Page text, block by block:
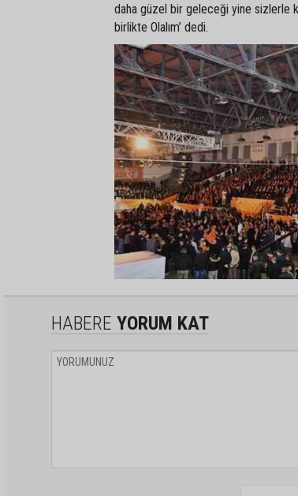
daha güzel bir geleceği yine sizlerle
birlikte Olalım’ dedi.
HABERE YORUM KAT